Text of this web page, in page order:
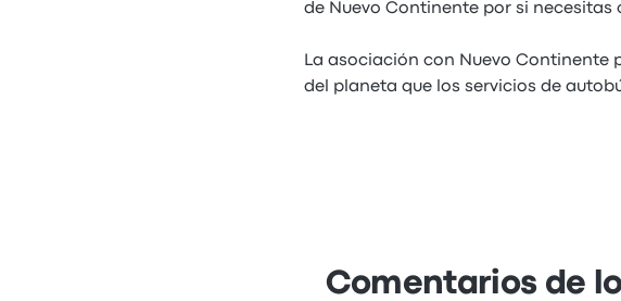
de Nuevo Continente por si necesitas
La asociación con Nuevo Continente
del planeta que los servicios de
Comentarios de